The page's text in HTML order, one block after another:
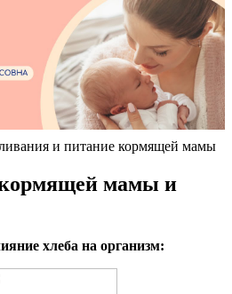
и питание кормящей мамы
мамы и
хлеба на организм: